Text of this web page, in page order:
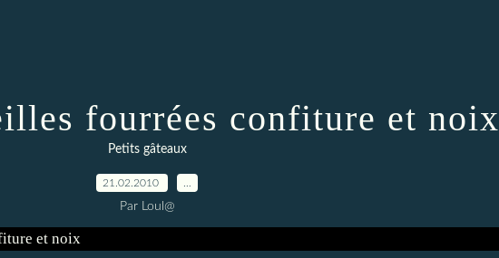
fourrées confiture et noix
Petits gâteaux
21.02.2010
Par Loul@